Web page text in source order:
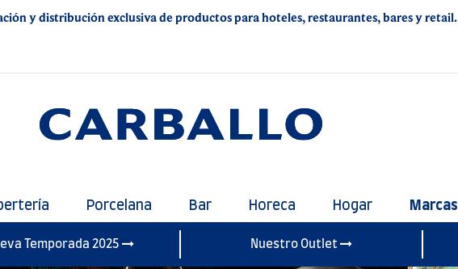
y distribución exclusiva de productos para hoteles, restaurantes, bares y retail.
Porcelana Bar Horeca Hogar Marcas
Temporada 2025 Nuestro Outlet